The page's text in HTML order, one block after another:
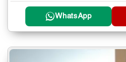
WhatsApp